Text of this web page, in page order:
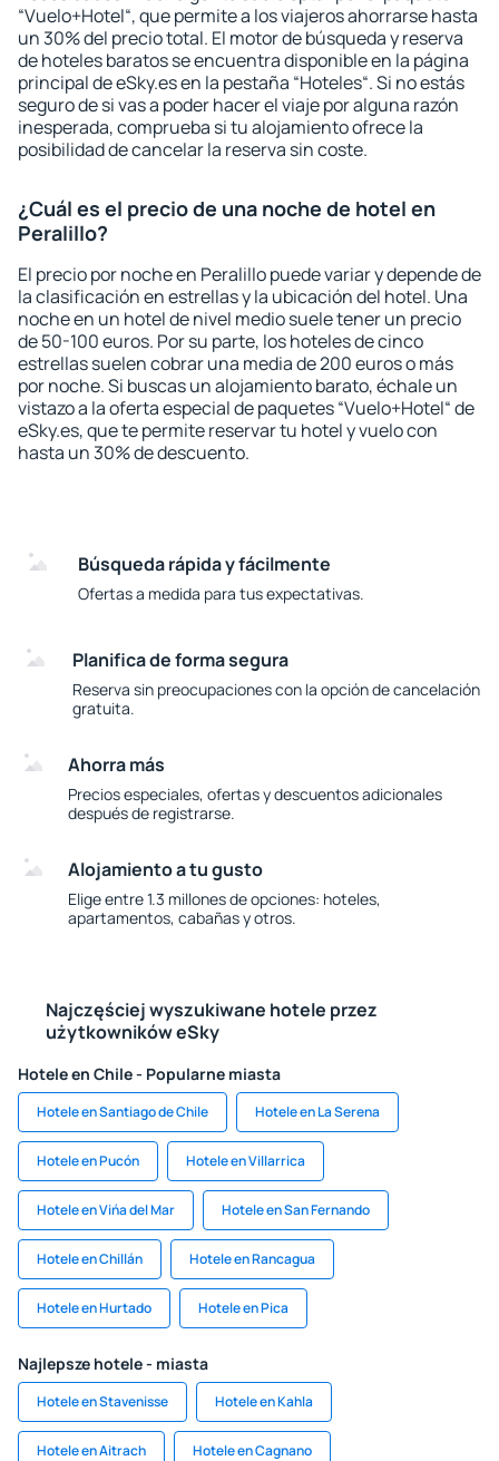
“Vuelo+Hotel“, que permite a los viajeros ahorrarse hasta
un 30% del precio total. El motor de búsqueda y reserva
de hoteles baratos se encuentra disponible en la página
principal de eSky.es en la pestaña “Hoteles“. Si no estás
seguro de si vas a poder hacer el viaje por alguna razón
inesperada, comprueba si tu alojamiento ofrece la
posibilidad de cancelar la reserva sin coste.
¿Cuál es el precio de una noche de hotel en
Peralillo?
El precio por noche en Peralillo puede variar y depende de
la clasificación en estrellas y la ubicación del hotel. Una
noche en un hotel de nivel medio suele tener un precio
de 50-100 euros. Por su parte, los hoteles de cinco
estrellas suelen cobrar una media de 200 euros o más
por noche. Si buscas un alojamiento barato, échale un
vistazo a la oferta especial de paquetes “Vuelo+Hotel“ de
eSky.es, que te permite reservar tu hotel y vuelo con
hasta un 30% de descuento.
Búsqueda rápida y fácilmente
Ofertas a medida para tus expectativas.
Planifica de forma segura
Reserva sin preocupaciones con la opción de cancelación
gratuita.
Ahorra más
Precios especiales, ofertas y descuentos adicionales
después de registrarse.
Alojamiento a tu gusto
Elige entre 1.3 millones de opciones: hoteles,
apartamentos, cabañas y otros.
Najczęściej wyszukiwane hotele przez
użytkowników eSky
Hotele en Chile - Popularne miasta
Hotele en Santiago de Chile Hotele en La Serena
Hotele en Pucón Hotele en Villarrica
Hotele en Vińa del Mar Hotele en San Fernando
Hotele en Chillán Hotele en Rancagua
Hotele en Hurtado Hotele en Pica
Najlepsze hotele - miasta
Hotele en Stavenisse Hotele en Kahla
Hotele en Aitrach Hotele en Cagnano